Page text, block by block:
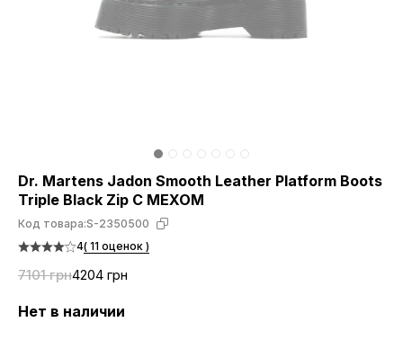
Dr. Martens Jadon Smooth Leather Platform Boots
Triple Black Zip С МЕХОМ
Код товара:S-2350500
4( 11 оценок )
7101 грн4204 грн
Нет в наличии